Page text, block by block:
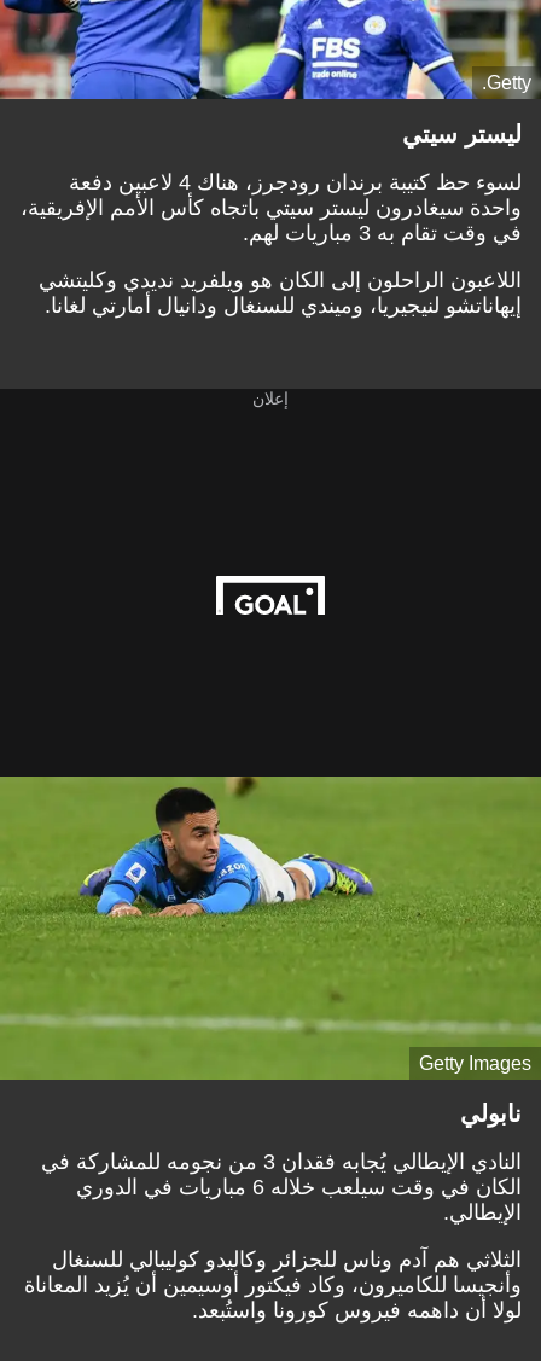
Getty.
ليستر سيتي
لسوء حظ كتيبة برندان رودجرز، هناك 4 لاعبين دفعة
واحدة سيغادرون ليستر سيتي باتجاه كأس الأمم الإفريقية،
في وقت تقام به 3 مباريات لهم.
اللاعبون الراحلون إلى الكان هو ويلفريد نديدي وكليتشي
إيهاناتشو لنيجيريا، وميندي للسنغال ودانيال أمارتي لغانا.
إعلان
Getty Images
نابولي
النادي الإيطالي يُجابه فقدان 3 من نجومه للمشاركة في
الكان في وقت سيلعب خلاله 6 مباريات في الدوري
الإيطالي.
الثلاثي هم آدم وناس للجزائر وكاليدو كوليبالي للسنغال
وأنجيسا للكاميرون، وكاد فيكتور أوسيمين أن يُزيد المعاناة
لولا أن داهمه فيروس كورونا واستُبعد.